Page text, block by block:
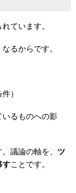
ています。
るからです。
）
るものへの影
議論の軸を、 ツ
すことです。